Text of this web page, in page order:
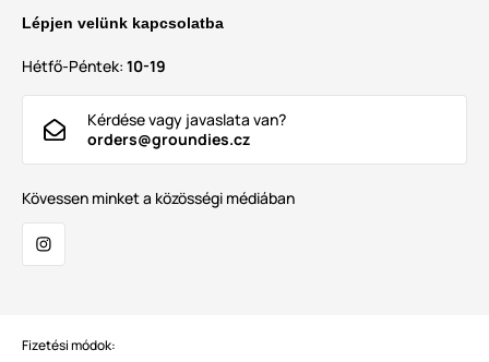
Lépjen velünk kapcsolatba
Hétfő-Péntek: 10-19
Kérdése vagy javaslata van?
orders@groundies.cz
Kövessen minket a közösségi médiában
Fizetési módok: